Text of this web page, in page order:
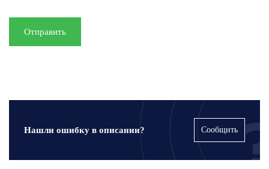
Отправить
Нашли ошибку в описании? Сообщить